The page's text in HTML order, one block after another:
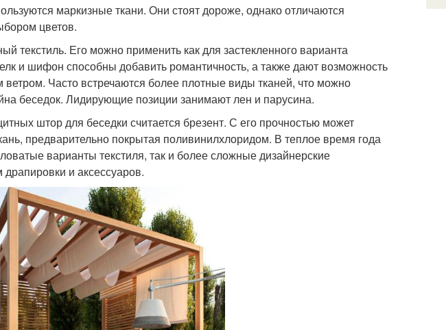
маркизные ткани. Они стоят дороже, однако отличаются
цветов.
текстиль. Его можно применить как для застекленного варианта
и шифон способны добавить романтичность, а также дают возможность
ветром. Часто встречаются более плотные виды тканей, что можно
беседок. Лидирующие позиции занимают лен и парусина.
штор для беседки считается брезент. С его прочностью может
предварительно покрытая поливинилхлоридом. В теплое время года
варианты текстиля, так и более сложные дизайнерские
драпировки и аксессуаров.